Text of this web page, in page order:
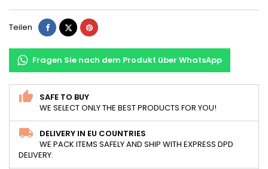
Teilen TeilenTweetPinterest
Fragen Sie nach dem Produkt über WhatsApp
SAFE TO BUY
WE SELECT ONLY THE BEST PRODUCTS FOR YOU!
DELIVERY IN EU COUNTRIES
WE PACK ITEMS SAFELY AND SHIP WITH EXPRESS DPD
DELIVERY.